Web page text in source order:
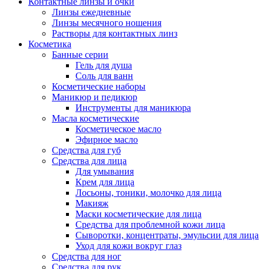
Линзы ежедневные
Линзы месячного ношения
Растворы для контактных линз
Косметика
Банные серии
Гель для душа
Соль для ванн
Косметические наборы
Маникюр и педикюр
Инструменты для маникюра
Масла косметические
Косметическое масло
Эфирное масло
Средства для губ
Средства для лица
Для умывания
Крем для лица
Лосьоны, тоники, молочко для лица
Макияж
Маски косметические для лица
Средства для проблемной кожи лица
Сыворотки, концентраты, эмульсии для лица
Уход для кожи вокруг глаз
Средства для ног
Средства для рук